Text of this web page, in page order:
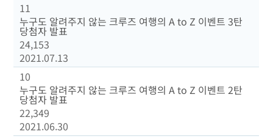
11
누구도 알려주지 않는 크루즈 여행의 A to Z 이벤트 3탄
당첨자 발표
24,153
2021.07.13
10
누구도 알려주지 않는 크루즈 여행의 A to Z 이벤트 2탄
당첨자 발표
22,349
2021.06.30